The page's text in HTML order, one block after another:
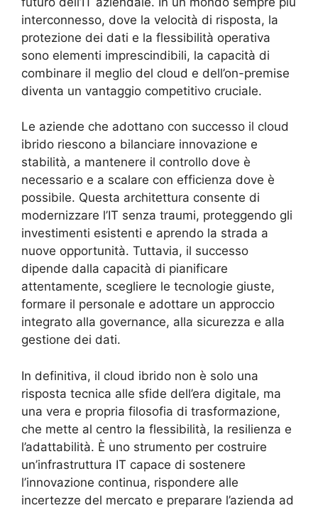
interconnesso, dove la velocità di risposta, la
protezione dei dati e la flessibilità operativa
sono elementi imprescindibili, la capacità di
combinare il meglio del cloud e dell’on-premise
diventa un vantaggio competitivo cruciale.
Le aziende che adottano con successo il cloud
ibrido riescono a bilanciare innovazione e
stabilità, a mantenere il controllo dove è
necessario e a scalare con efficienza dove è
possibile. Questa architettura consente di
modernizzare l’IT senza traumi, proteggendo gli
investimenti esistenti e aprendo la strada a
nuove opportunità. Tuttavia, il successo
dipende dalla capacità di pianificare
attentamente, scegliere le tecnologie giuste,
formare il personale e adottare un approccio
integrato alla governance, alla sicurezza e alla
gestione dei dati.
In definitiva, il cloud ibrido non è solo una
risposta tecnica alle sfide dell’era digitale, ma
una vera e propria filosofia di trasformazione,
che mette al centro la flessibilità, la resilienza e
l’adattabilità. È uno strumento per costruire
un’infrastruttura IT capace di sostenere
l’innovazione continua, rispondere alle
incertezze del mercato e preparare l’azienda ad